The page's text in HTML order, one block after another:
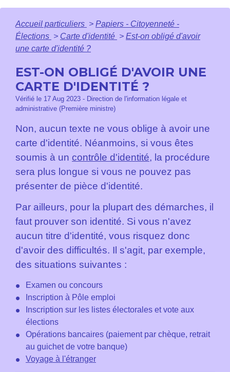
Accueil particuliers > Papiers - Citoyenneté -
Élections > Carte d'identité > Est-on obligé d'avoir
une carte d'identité ?
EST-ON OBLIGÉ D'AVOIR UNE
CARTE D'IDENTITÉ ?
Vérifié le 17 Aug 2023 - Direction de l'information légale et
administrative (Première ministre)
Non, aucun texte ne vous oblige à avoir une
carte d'identité. Néanmoins, si vous êtes
soumis à un contrôle d'identité, la procédure
sera plus longue si vous ne pouvez pas
présenter de pièce d'identité.
Par ailleurs, pour la plupart des démarches, il
faut prouver son identité. Si vous n'avez
aucun titre d'identité, vous risquez donc
d'avoir des difficultés. Il s'agit, par exemple,
des situations suivantes :
Examen ou concours
Inscription à Pôle emploi
Inscription sur les listes électorales et vote aux
élections
Opérations bancaires (paiement par chèque, retrait
au guichet de votre banque)
Voyage à l'étranger